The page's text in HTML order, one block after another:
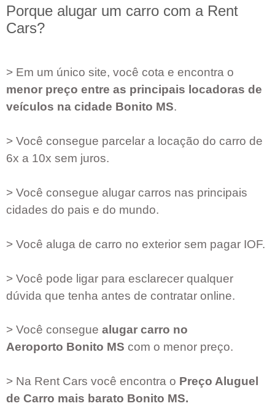
Porque alugar um carro com a Rent
Cars?
> Em um único site, você cota e encontra o
menor preço entre as principais locadoras de
veículos na cidade Bonito MS.
> Você consegue parcelar a locação do carro de
6x a 10x sem juros.
> Você consegue alugar carros nas principais
cidades do pais e do mundo.
> Você aluga de carro no exterior sem pagar IOF.
> Você pode ligar para esclarecer qualquer
dúvida que tenha antes de contratar online.
> Você consegue alugar carro no
Aeroporto Bonito MS com o menor preço.
> Na Rent Cars você encontra o Preço Aluguel
de Carro mais barato Bonito MS.